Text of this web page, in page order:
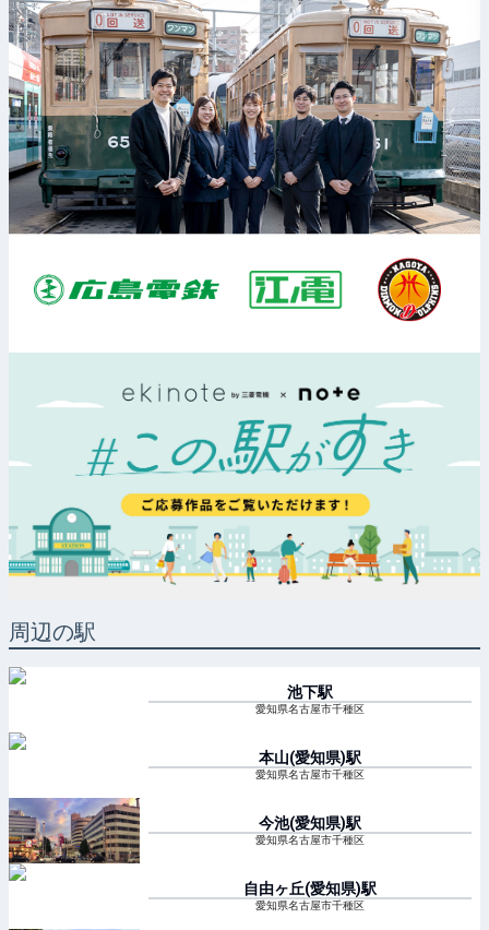
周辺の駅
池下駅
愛知県名古屋市千種区
本山(愛知県)駅
愛知県名古屋市千種区
今池(愛知県)駅
愛知県名古屋市千種区
自由ヶ丘(愛知県)駅
愛知県名古屋市千種区